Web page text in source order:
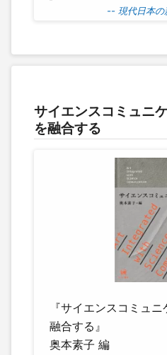
-- 現代日本の
サイエンスコミュニ
を融合する
『サイエンスコミュ
融合する』
奥本素子 編